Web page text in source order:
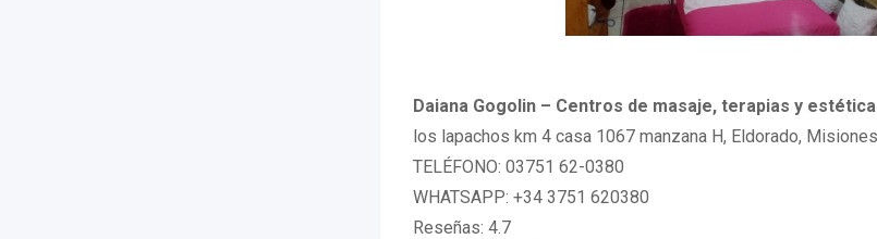
Daiana Gogolin – Centros de masaje, terapias y
los lapachos km 4 casa 1067 manzana H, Eldorado,
TELÉFONO: 03751 62-0380
WHATSAPP: +34 3751 620380
Reseñas: 4.7